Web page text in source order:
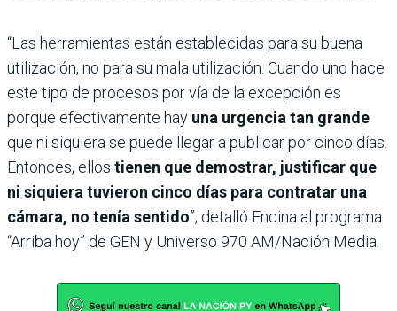
“Las herramientas están establecidas para su buena
utilización, no para su mala utilización. Cuando uno hace
este tipo de procesos por vía de la excepción es
porque efectivamente hay una urgencia tan grande
que ni siquiera se puede llegar a publicar por cinco días.
Entonces, ellos tienen que demostrar, justificar que
ni siquiera tuvieron cinco días para contratar una
cámara, no tenía sentido”, detalló Encina al programa
“Arriba hoy” de GEN y Universo 970 AM/Nación Media.